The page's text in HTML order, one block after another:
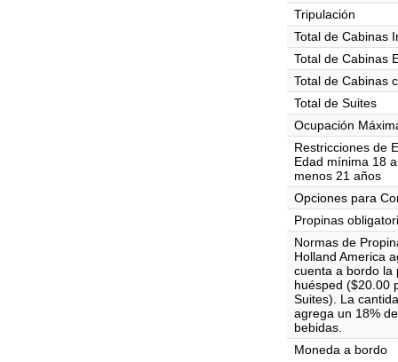
Tripulación
Total de Cabinas
Total de Cabinas
Total de Cabinas
Total de Suites
Ocupación
Restricciones de
Edad mínima 18
menos 21 años
Opciones para
Propinas
Normas de
Holland America
cuenta a bordo la
huésped ($20.00
Suites). La
agrega un 18%
bebidas.
Moneda a bordo